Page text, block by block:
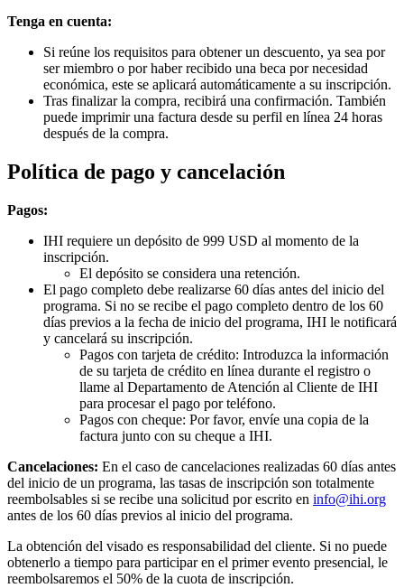
Tenga en cuenta:
Si reúne los requisitos para obtener un descuento, ya sea por
ser miembro o por haber recibido una beca por necesidad
económica, este se aplicará automáticamente a su inscripción.
Tras finalizar la compra, recibirá una confirmación. También
puede imprimir una factura desde su perfil en línea 24 horas
después de la compra.
Política de pago y cancelación
Pagos:
IHI requiere un depósito de 999 USD al momento de la
inscripción.
El depósito se considera una retención.
El pago completo debe realizarse 60 días antes del inicio del
programa. Si no se recibe el pago completo dentro de los 60
días previos a la fecha de inicio del programa, IHI le notificará
y cancelará su inscripción.
Pagos con tarjeta de crédito: Introduzca la información
de su tarjeta de crédito en línea durante el registro o
llame al Departamento de Atención al Cliente de IHI
para procesar el pago por teléfono.
Pagos con cheque: Por favor, envíe una copia de la
factura junto con su cheque a IHI.
Cancelaciones: En el caso de cancelaciones realizadas 60 días antes
del inicio de un programa, las tasas de inscripción son totalmente
reembolsables si se recibe una solicitud por escrito en info@ihi.org
antes de los 60 días previos al inicio del programa.
La obtención del visado es responsabilidad del cliente. Si no puede
obtenerlo a tiempo para participar en el primer evento presencial, le
reembolsaremos el 50% de la cuota de inscripción.